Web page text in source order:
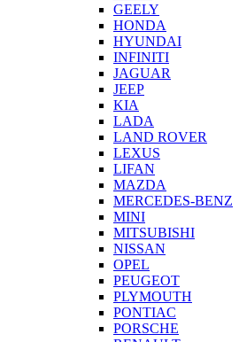
GEELY
HONDA
HYUNDAI
INFINITI
JAGUAR
JEEP
KIA
LADA
LAND ROVER
LEXUS
LIFAN
MAZDA
MERCEDES-BENZ
MINI
MITSUBISHI
NISSAN
OPEL
PEUGEOT
PLYMOUTH
PONTIAC
PORSCHE